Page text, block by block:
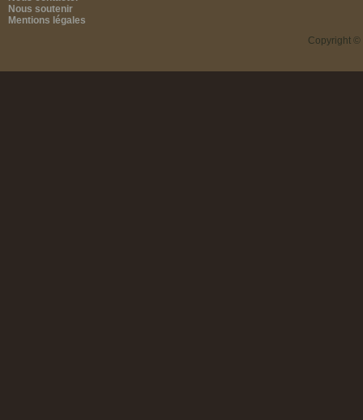
Nous soutenir
Mentions légales
Copyright ©